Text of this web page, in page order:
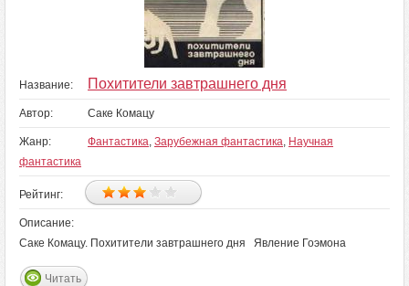
Название: Похитители завтрашнего дня
Автор: Саке Комацу
Жанр: Фантастика, Зарубежная фантастика, Научная
фантастика
Рейтинг:
Описание:
Саке Комацу. Похитители завтрашнего дня Явление Гоэмона
Читать